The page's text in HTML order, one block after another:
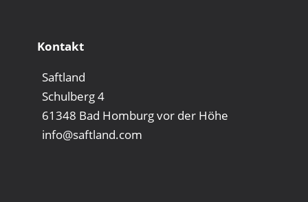
Kontakt
Saftland
Schulberg 4
61348 Bad Homburg vor der Höhe
info@saftland.com